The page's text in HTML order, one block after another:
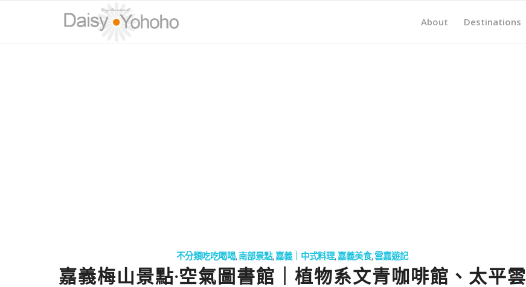
About Destinations
不分類吃吃喝喝,南部景點,嘉義｜中式料理,嘉義美食,雲嘉遊記
嘉義梅山景點·空氣圖書館｜植物系文青咖啡館、太平雲